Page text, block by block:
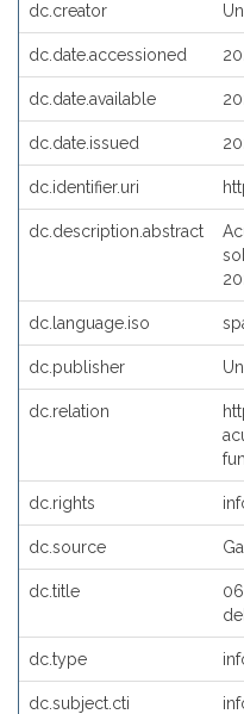
dc.creator
dc.date.accessioned
dc.date.available
dc.date.issued
dc.identifier.uri
dc.description.abstract
dc.language.iso
dc.publisher
dc.relation
dc.rights
dc.source
dc.title
dc.type
dc.subject.cti